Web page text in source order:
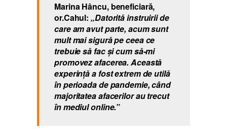
Marina Hâncu, beneficiară,
or.Cahul: „Datorită instruirii de
care am avut parte, acum sunt
mult mai sigură pe ceea ce
trebuie să fac și cum să-mi
promovez afacerea. Această
experință a fost extrem de utilă
în perioada de pandemie, când
majoritatea afacerilor au trecut
în mediul online.”